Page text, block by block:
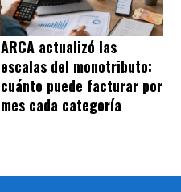
ARCA actualizó las
escalas del monotributo:
cuánto puede facturar por
mes cada categoría